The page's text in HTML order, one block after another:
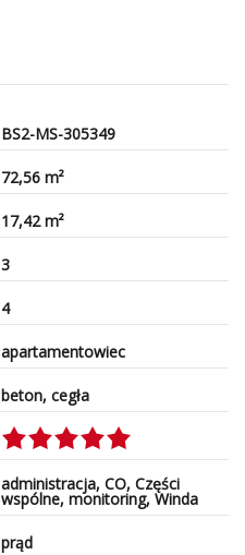
BS2-MS-305349
72,56 m²
17,42 m²
3
4
apartamentowiec
beton, cegła
administracja, CO, Części
wspólne, monitoring, Winda
prąd